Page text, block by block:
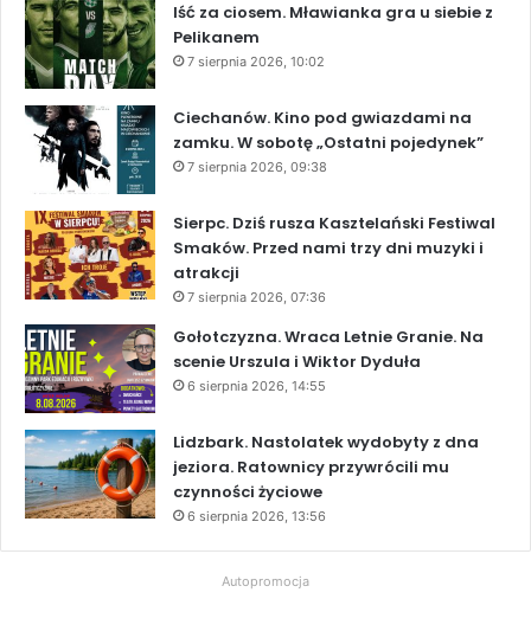
Iść za ciosem. Mławianka gra u siebie z
Pelikanem
7 sierpnia 2026, 10:02
Ciechanów. Kino pod gwiazdami na
zamku. W sobotę „Ostatni pojedynek”
7 sierpnia 2026, 09:38
Sierpc. Dziś rusza Kasztelański Festiwal
Smaków. Przed nami trzy dni muzyki i
atrakcji
7 sierpnia 2026, 07:36
Gołotczyzna. Wraca Letnie Granie. Na
scenie Urszula i Wiktor Dyduła
6 sierpnia 2026, 14:55
Lidzbark. Nastolatek wydobyty z dna
jeziora. Ratownicy przywrócili mu
czynności życiowe
6 sierpnia 2026, 13:56
Autopromocja